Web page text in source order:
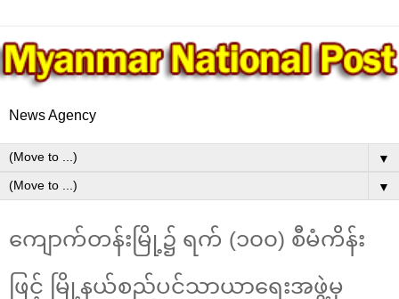
News Agency
▼
▼
ကျောက်တန်းမြို့၌ ရက် (၁၀၀) စီမံကိန်း
ဖြင့် မြို့နယ်စည်ပင်သာယာရေးအဖွဲ့မှ